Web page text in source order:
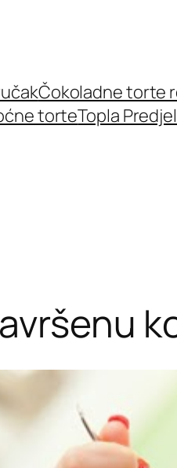
Čokoladne torte
torteTopla